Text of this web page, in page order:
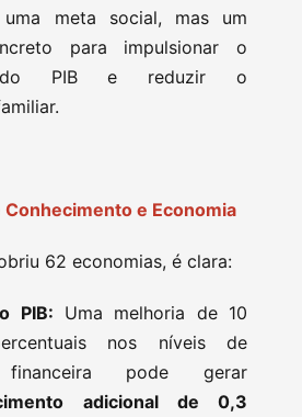
meta social, mas um
para impulsionar o
do PIB e reduzir o
e Economia
62 economias, é clara:
PIB: Uma melhoria de 10
nos níveis de
financeira pode gerar
adicional de 0,3